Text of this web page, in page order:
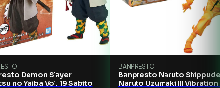
Demon Slayer
no Yaiba Vol. 19 Sabito
BANPRESTO
Banpresto Naruto
Naruto Uzumaki III Vibration